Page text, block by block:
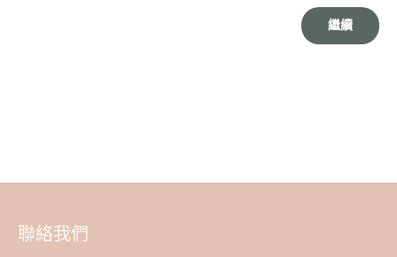
繼續
聯絡我們